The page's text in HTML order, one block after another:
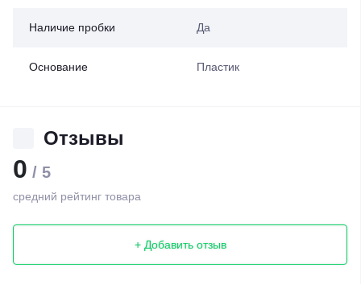
Наличие пробки Да
Основание Пластик
Отзывы
0 / 5
средний рейтинг товара
+ Добавить отзыв